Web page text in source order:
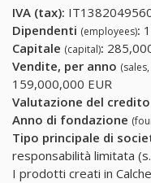
IVA (tax):
Dipendenti (employees):
Capitale (capital):
Vendite, per anno
159,000,000 EUR
Valutazione del credito
Anno di fondazione
Tipo principale di
responsabilità limitata
I prodotti creati in